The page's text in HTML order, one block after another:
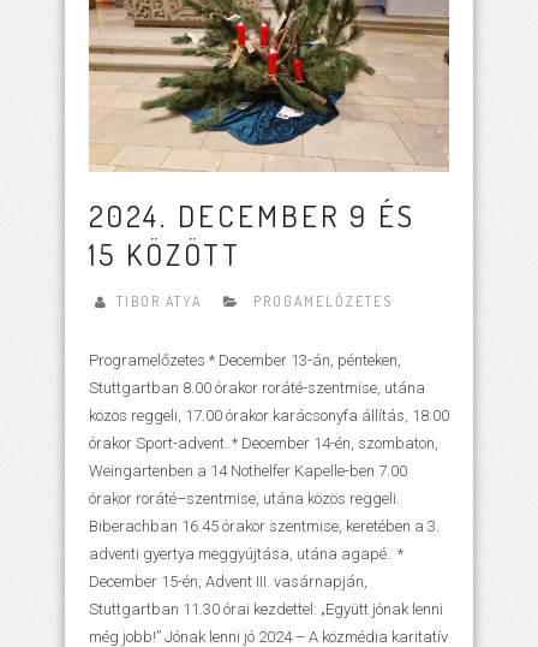
2024. DECEMBER 9 ÉS
15 KÖZÖTT
TIBOR ATYA PROGAMELŐZETES
Programelőzetes * December 13-án, pénteken,
Stuttgartban 8.00 órakor roráté-szentmise, utána
közös reggeli, 17.00 órakor karácsonyfa állítás, 18.00
órakor Sport-advent. * December 14-én, szombaton,
Weingartenben a 14 Nothelfer Kapelle-ben 7.00
órakor roráté–szentmise, utána közös reggeli.
Biberachban 16.45 órakor szentmise, keretében a 3.
adventi gyertya meggyújtása, utána agapé. *
December 15-én, Advent III. vasárnapján,
Stuttgartban 11.30 órai kezdettel: „Együtt jónak lenni
még jobb!” Jónak lenni jó 2024 – A közmédia karitatív